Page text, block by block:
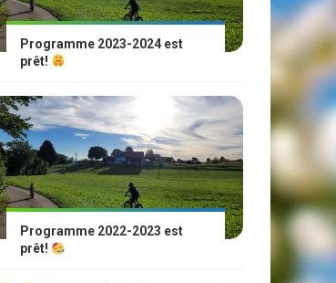
Programme 2023-2024 est
prêt!
Programme 2022-2023 est
prêt!